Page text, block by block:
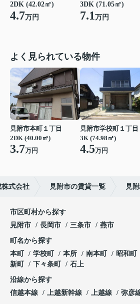
2DK (42.02㎡)
4.7万円
3DK (71.05㎡)
7.1万円
よく見られている物件
見附市本町１丁目
2DK (40.00㎡)
3.7万円
見附市学校町１丁目
3K (74.98㎡)
4.5万円
式会社 見附市の賃貸一覧 見
市区町村から探す
見附市
長岡市 三条市 燕市
町名から探す
本町
学校町 本所 南本町 昭和町
新町
下々条町 石上
沿線から探す
信越本線
上越新幹線 上越線 弥彦